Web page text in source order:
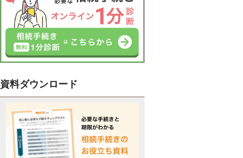
資料ダウンロード